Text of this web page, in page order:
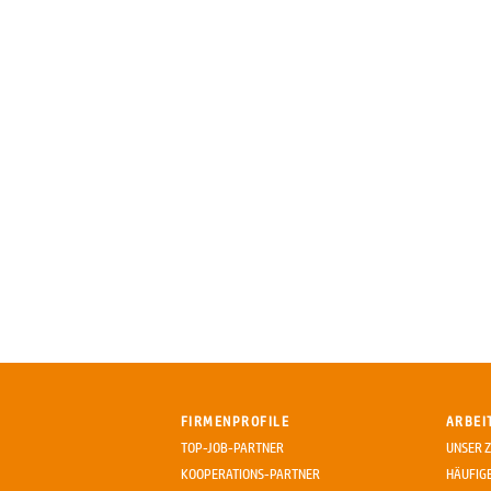
FIRMENPROFILE
TOP-JOB-PARTNER
KOOPERATIONS-PARTNER
UNSER